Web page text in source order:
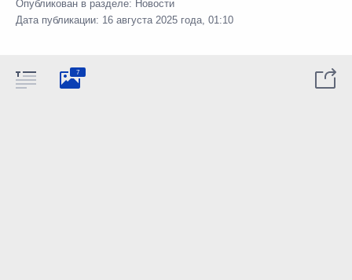
Опубликован в разделе: Новости
Дата публикации: 16 августа 2025 года, 01:10
7